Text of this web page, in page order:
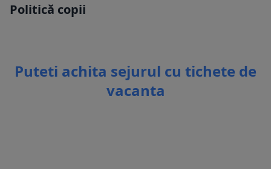
Politică copii
Puteti achita sejurul cu tichete de
vacanta